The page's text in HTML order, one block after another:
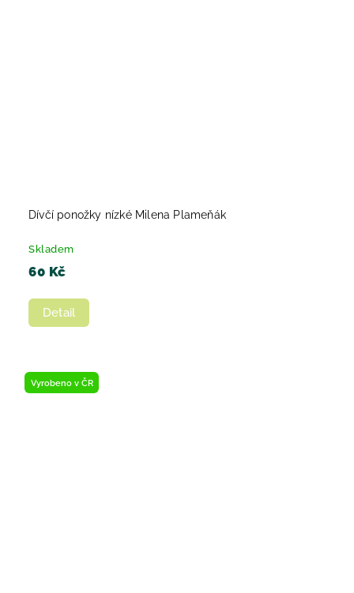
Dívčí ponožky nízké Milena Plameňák
Skladem
60 Kč
Detail
Vyrobeno v ČR